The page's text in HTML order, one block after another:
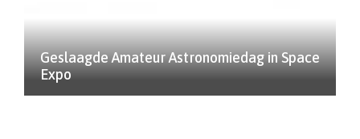
Geslaagde Amateur Astronomiedag in Space
Expo